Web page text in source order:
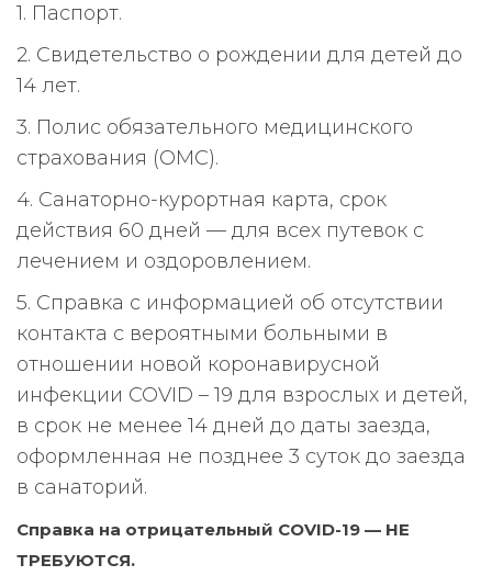
1. Паспорт.
2. Свидетельство о рождении для детей до
14 лет.
3. Полис обязательного медицинского
страхования (ОМС).
4. Санаторно-курортная карта, срок
действия 60 дней — для всех путевок с
лечением и оздоровлением.
5. Справка с информацией об отсутствии
контакта с вероятными больными в
отношении новой коронавирусной
инфекции COVID – 19 для взрослых и детей,
в срок не менее 14 дней до даты заезда,
оформленная не позднее 3 суток до заезда
в санаторий.
Справка на отрицательный COVID-19 — НЕ
ТРЕБУЮТСЯ.